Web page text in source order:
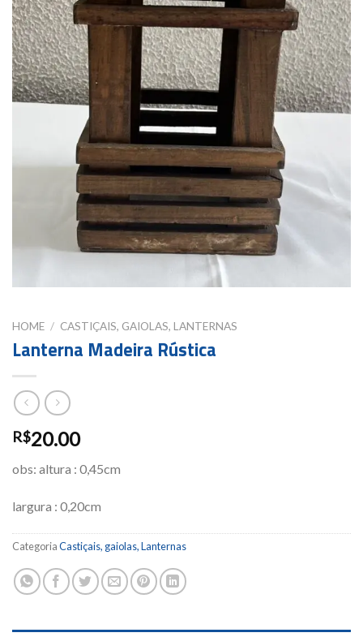
HOME / CASTIÇAIS, GAIOLAS, LANTERNAS
Lanterna Madeira Rústica
R$20.00
obs: altura : 0,45cm
largura : 0,20cm
CategoriaCastiçais, gaiolas, Lanternas